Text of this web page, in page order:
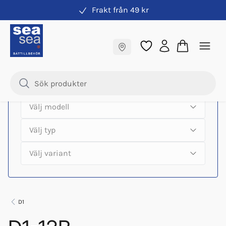
Frakt från 49 kr
Samma pris online & i butik
Hitta rätt produkter till din båtmotor
D1